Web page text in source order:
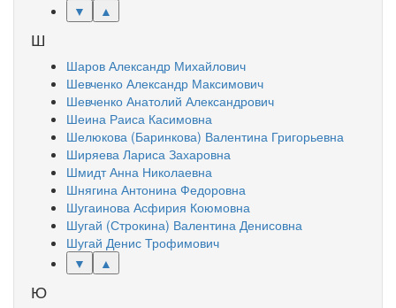
▼
▲
Ш
Шаров Александр Михайлович
Шевченко Александр Максимович
Шевченко Анатолий Александрович
Шеина Раиса Касимовна
Шелюкова (Баринкова) Валентина Григорьевна
Ширяева Лариса Захаровна
Шмидт Анна Николаевна
Шнягина Антонина Федоровна
Шугаинова Асфирия Коюмовна
Шугай (Строкина) Валентина Денисовна
Шугай Денис Трофимович
▼
▲
Ю